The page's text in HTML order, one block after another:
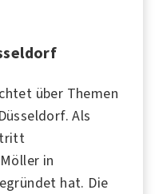
über Themen
Als
tritt
in
hat. Die